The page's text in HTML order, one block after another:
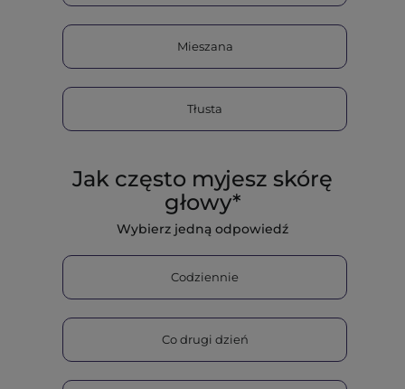
Mieszana
Tłusta
Jak często myjesz skórę
głowy*
Wybierz jedną odpowiedź
Codziennie
Co drugi dzień